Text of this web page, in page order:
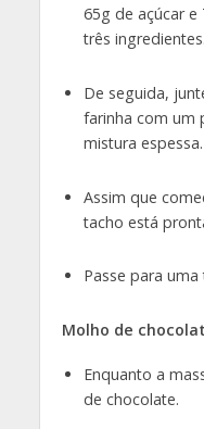
65g de açúcar
três ingredientes.
De seguida,
farinha com um
mistura espessa.
Assim que
tacho está
Passe para
Molho de
Enquanto a
de chocolate.